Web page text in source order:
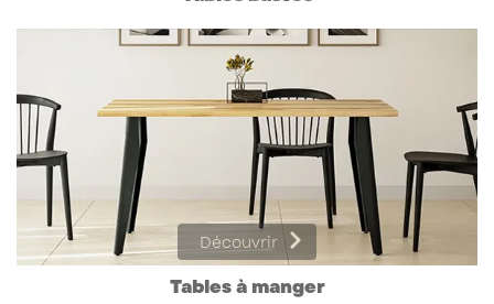
Découvrir
Tables à manger